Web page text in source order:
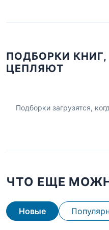
ПОДБОРКИ КНИГ,
ЦЕПЛЯЮТ
Подборки загрузятся,
ЧТО ЕЩЕ
Новые